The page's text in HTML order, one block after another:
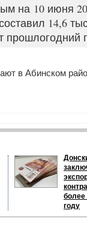
на 10 июня
14,6
прошлогодний
в Абинском
более
году